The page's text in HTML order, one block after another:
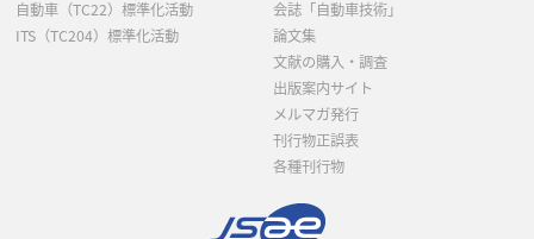
自動車（TC22）標準化活動
ITS（TC204）標準化活動
会誌「自動車技術」
論文集
文献の購入・調査
出版案内サイト
メルマガ発行
刊行物正誤表
各種刊行物